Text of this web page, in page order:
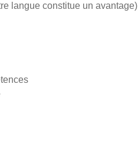
langue constitue un avantage)